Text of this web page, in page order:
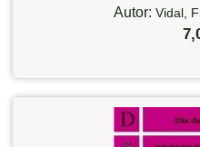
Autor: Vidal,